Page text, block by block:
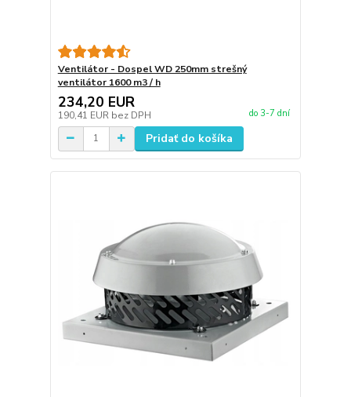
Ventilátor - Dospel WD 250mm strešný
ventilátor 1600 m3 / h
234,20 EUR
190,41 EUR bez DPH do 3-7 dní
Pridať do košíka